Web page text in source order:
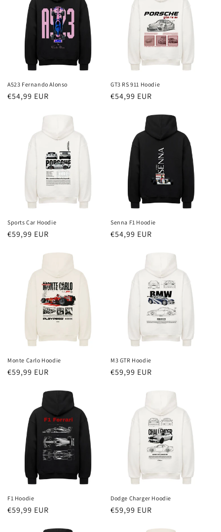
A523 Fernando Alonso
Redna
€54,99 EUR
GT3 RS 911 Hoodie
Redna
€54,99 EUR
Sports Car Hoodie
Redna
€59,99 EUR
Senna F1 Hoodie
Redna
€54,99 EUR
Monte Carlo Hoodie
Redna
€59,99 EUR
M3 GTR Hoodie
Redna
€59,99 EUR
F1 Hoodie
Redna
€59,99 EUR
Dodge Charger Hoodie
Redna
€59,99 EUR